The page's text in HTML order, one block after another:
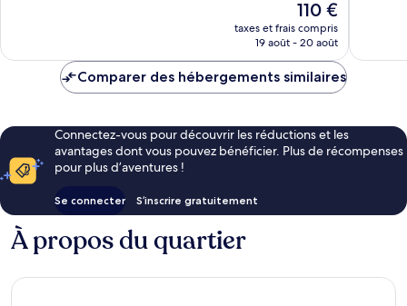
Le
nouveau
prix
de
110 €
taxes et frais compris
19 août - 20 août
Comparer des hébergements similaires
Connectez-vous pour découvrir les réductions et les
avantages dont vous pouvez bénéficier. Plus de récompenses
pour plus d’aventures !
Se connecter S’inscrire gratuitement
À propos du quartier